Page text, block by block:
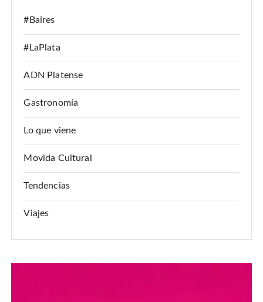
#Baires
#LaPlata
ADN Platense
Gastronomía
Lo que viene
Movida Cultural
Tendencias
Viajes